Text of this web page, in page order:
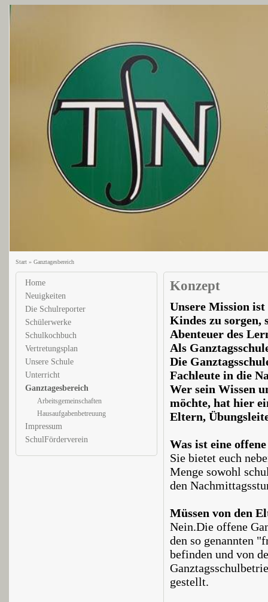
Start» Ganztagesbereich
Home
Neuigkeiten
Die Schulreporter
Schülerwerke
Schulkochbuch
Vertretungsplan
Unsere Schule
Unterricht
Ganztagesbereich
Arbeitsgemeinschaften
Hausaufgabenbetreuung
Impressum
SchulFörderverein
Konzept
Unsere Mission
Kindes zu sorgen,
Abenteuer des
Als
Die
Fachleute in die
Wer sein Wissen
möchte, hat hier
Eltern,
Was ist eine
Sie bietet euch
Menge sowohl
den
Müssen von den
Nein.Die offene
den so genannten
befinden und von
gestellt.